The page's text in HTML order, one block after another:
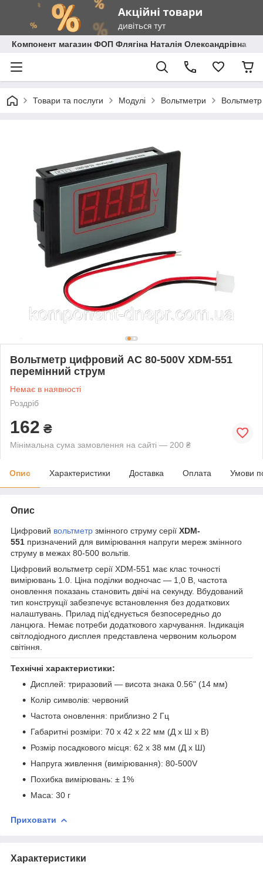
Компонент магазин ФОП Флягіна Наталія Олександрівна
Товари та послуги Модулі Вольтметри
Вольтметр цифровий AC 80-500V XDM-551
перемінний струм
Немає в наявності
Роздріб
162 ₴
Мінімальна сума замовлення на сайті — 200 ₴
Опис Характеристики Доставка Оплата Умови
Опис
Цифровий вольтметр змінного струму серії XDM-
551 призначений для вимірювання напруги мереж змінного
струму в межах 80-500 вольтів.
Цифровий вольтметр серії XDM-551 має клас точності
вимірювань 1.0. Ціна поділки водночас — 1,0 В, частота
оновлення показань становить двічі на секунду. Вбудований
тип конструкції забезпечує встановлення без додаткових
налаштувань. Прилад під'єднується безпосередньо до
ланцюга. Немає потреби додаткового харчування. Індикація
світлодіодного дисплея представлена червоним кольором
світіння.
Технічні характеристики:
Дисплей: триразовий — висота знака 0.56" (14 мм)
Колір символів: червоний
Частота оновлення: приблизно 2 Гц
Габаритні розміри: 70 х 42 х 22 мм (Д х Ш х В)
Розмір посадкового місця: 62 х 38 мм (Д х Ш)
Напруга живлення (вимірювання): 80-500V
Похибка вимірювань: ± 1%
Маса: 30 г
Приховати
Характеристики